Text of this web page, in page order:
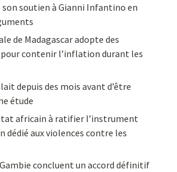
son soutien à Gianni Infantino en
de Madagascar adopte des
contenir l’inflation durant les
depuis des mois avant d’être
étude
africain à ratifier l’instrument
dédié aux violences contre les
concluent un accord définitif